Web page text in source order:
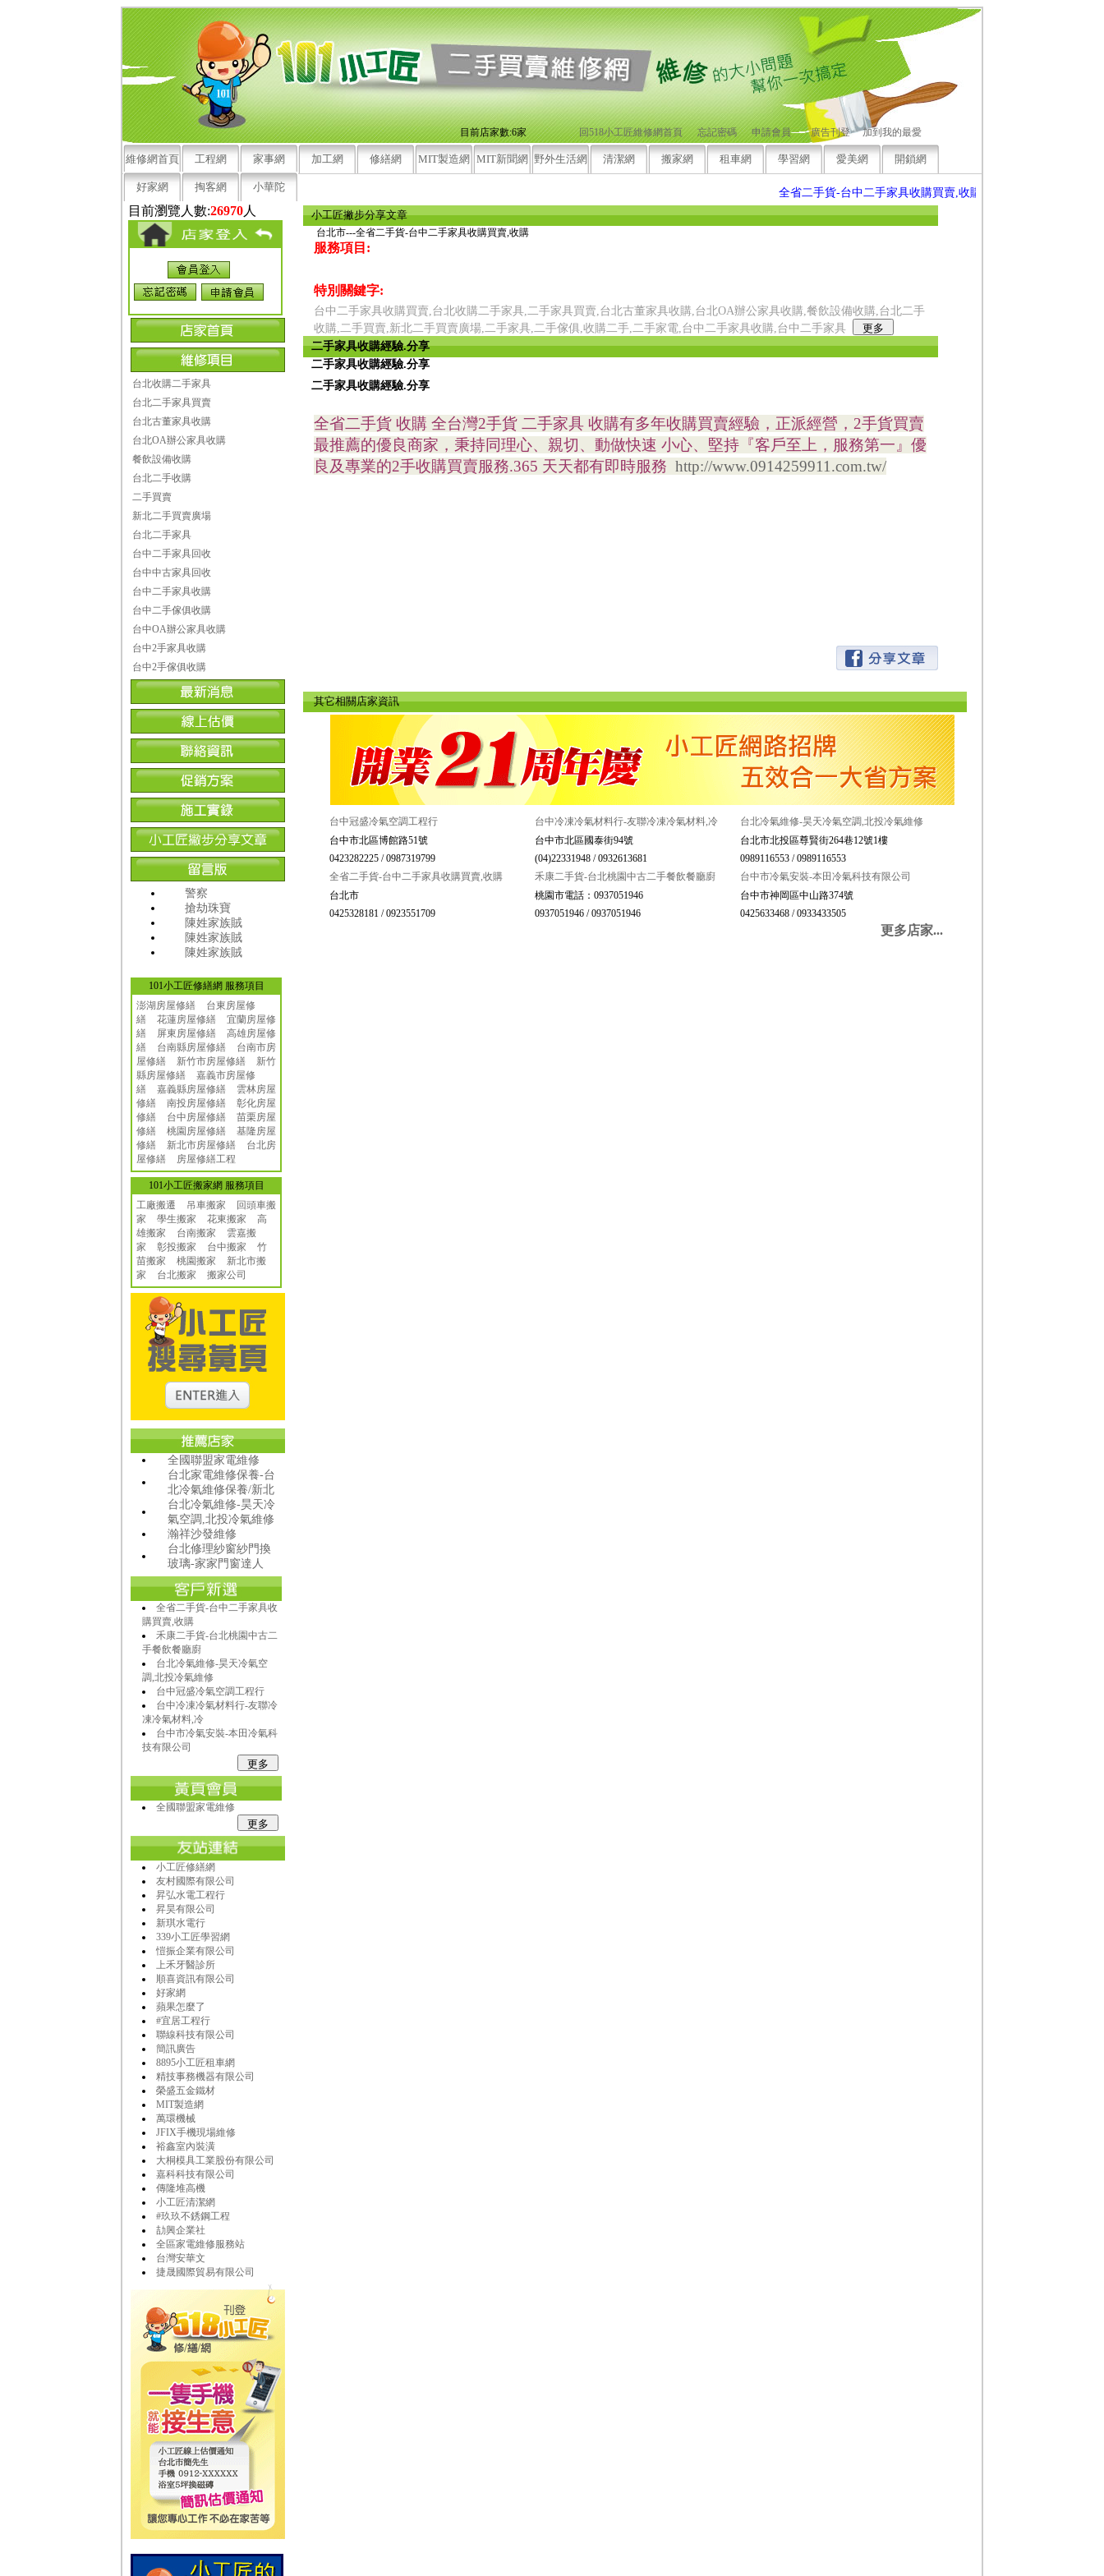
目前店家數:6家 回518小工匠維修網首頁 忘記密碼 申請會員 廣告刊登 加到我的最愛
維修網首頁 工程網 家事網 加工網 修繕網 MIT製造網 MIT新聞網 野外生活網 清潔網 搬家網 租車網 學習網 愛美網 開鎖網
好家網 掏客網 小華陀 全省二手貨-台中二手家具收購買賣,收購歡迎來電洽詢，竭誠為您
目前瀏覽人數:26970人
台北收購二手家具
台北二手家具買賣
台北古董家具收購
台北OA辦公家具收購
餐飲設備收購
台北二手收購
二手買賣
新北二手買賣廣場
台北二手家具
台中二手家具回收
台中中古家具回收
台中二手家具收購
台中二手傢俱收購
台中OA辦公家具收購
台中2手家具收購
台中2手傢俱收購
警察
搶劫珠寶
陳姓家族賊
陳姓家族賊
陳姓家族賊
101小工匠修繕網 服務項目
澎湖房屋修繕
台東房屋修
繕
花蓮房屋修繕
宜蘭房屋修
繕
屏東房屋修繕
高雄房屋修
繕
台南縣房屋修繕
台南市房
屋修繕
新竹市房屋修繕
新竹
縣房屋修繕
嘉義市房屋修
繕
嘉義縣房屋修繕
雲林房屋
修繕
南投房屋修繕
彰化房屋
修繕
台中房屋修繕
苗栗房屋
修繕
桃園房屋修繕
基隆房屋
修繕
新北市房屋修繕
台北房
屋修繕
房屋修繕工程
101小工匠搬家網 服務項目
工廠搬遷 吊車搬家
回頭車搬
家
學生搬家 花東搬家
高
雄搬家
台南搬家
雲嘉搬
家
彰投搬家 台中搬家
竹
苗搬家
桃園搬家
新北市搬
家
台北搬家 搬家公司
全國聯盟家電維修
台北家電維修保養-台
北冷氣維修保養/新北
台北冷氣維修-昊天冷
氣空調,北投冷氣維修
瀚祥沙發維修
台北修理紗窗紗門換
玻璃-家家門窗達人
全省二手貨-台中二手家具收
購買賣,收購
禾康二手貨-台北桃園中古二
手餐飲餐廳廚
台北冷氣維修-昊天冷氣空
調,北投冷氣維修
台中冠盛冷氣空調工程行
台中冷凍冷氣材料行-友聯冷
凍冷氣材料,冷
台中市冷氣安裝-本田冷氣科
技有限公司
全國聯盟家電維修
小工匠修繕網
友村國際有限公司
昇弘水電工程行
昇昊有限公司
新琪水電行
339小工匠學習網
愷振企業有限公司
上禾牙醫診所
順喜資訊有限公司
好家網
蘋果怎麼了
#宜居工程行
聯線科技有限公司
簡訊廣告
8895小工匠租車網
精技事務機器有限公司
榮盛五金鐵材
MIT製造網
萬環機械
JFIX手機現場維修
裕鑫室內裝潢
大桐模具工業股份有限公司
嘉科科技有限公司
傳隆堆高機
小工匠清潔網
#玖玖不銹鋼工程
劼興企業社
全區家電維修服務站
台灣安華文
捷晟國際貿易有限公司
小工匠撇步分享文章
台北市---全省二手貨-台中二手家具收購買賣,收購
服務項目:
特別關鍵字:
台中二手家具收購買賣,台北收購二手家具,二手家具買賣,台北古董家具收購,台北OA辦公家具收購,餐飲設備收購,台北二手
收購,二手買賣,新北二手買賣廣場,二手家具,二手傢俱,收購二手,二手家電,台中二手家具收購,台中二手家具
二手家具收購經驗.分享
二手家具收購經驗.分享
二手家具收購經驗.分享
全省二手貨 收購 全台灣2手貨 二手家具 收購有多年收購買賣經驗，正派經營，2手貨買賣
最推薦的優良商家，秉持同理心、親切、動做快速 小心、堅持『客戶至上，服務第一』優
良及專業的2手收購買賣服務.365 天天都有即時服務 http://www.0914259911.com.tw/
其它相關店家資訊
台中冠盛冷氣空調工程行
台中市北區博館路51號
0423282225 / 0987319799
台中冷凍冷氣材料行-友聯冷凍冷氣材料,冷
台中市北區國泰街94號
(04)22331948 / 0932613681
台北冷氣維修-昊天冷氣空調,北投冷氣維修
台北市北投區尊賢街264巷12號1樓
0989116553 / 0989116553
全省二手貨-台中二手家具收購買賣,收購
台北市
0425328181 / 0923551709
禾康二手貨-台北桃園中古二手餐飲餐廳廚
桃園市電話：0937051946
0937051946 / 0937051946
台中市冷氣安裝-本田冷氣科技有限公司
台中市神岡區中山路374號
0425633468 / 0933433505
更多店家...